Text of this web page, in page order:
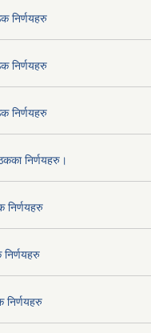
निर्णयहरु
निर्णयहरु
निर्णयहरु
निर्णयहरु।
निर्णयहरु
निर्णयहरु